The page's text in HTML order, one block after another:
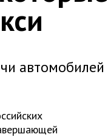
автомобилей